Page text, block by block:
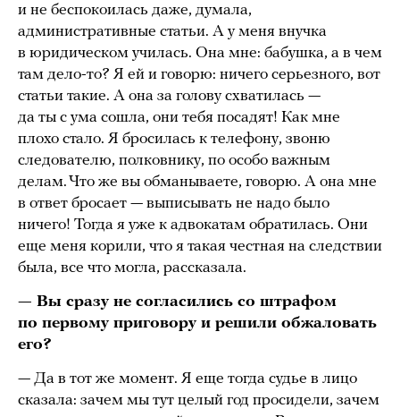
и не беспокоилась даже, думала,
административные статьи. А у меня внучка
в юридическом училась. Она мне: бабушка, а в чем
там дело-то? Я ей и говорю: ничего серьезного, вот
статьи такие. А она за голову схватилась —
да ты с ума сошла, они тебя посадят! Как мне
плохо стало. Я бросилась к телефону, звоню
следователю, полковнику, по особо важным
делам. Что же вы обманываете, говорю. А она мне
в ответ бросает — выписывать не надо было
ничего! Тогда я уже к адвокатам обратилась. Они
еще меня корили, что я такая честная на следствии
была, все что могла, рассказала.
— Вы сразу не согласились со штрафом
по первому приговору и решили обжаловать
его?
— Да в тот же момент. Я еще тогда судье в лицо
сказала: зачем мы тут целый год просидели, зачем